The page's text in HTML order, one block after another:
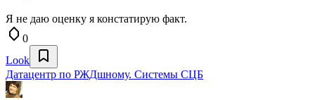
Я не даю оценку я констатирую факт.
0
Look
Датацентр по РЖДшному. Системы СЦБ